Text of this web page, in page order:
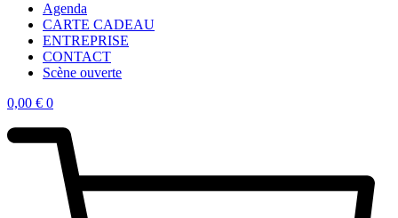
Agenda
CARTE CADEAU
ENTREPRISE
CONTACT
Scène ouverte
0,00 € 0